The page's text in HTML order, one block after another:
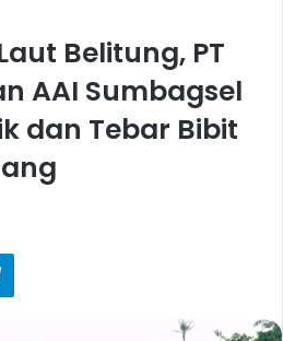
Belitung, PT
AAI Sumbagsel
dan Tebar Bibit
Telegram